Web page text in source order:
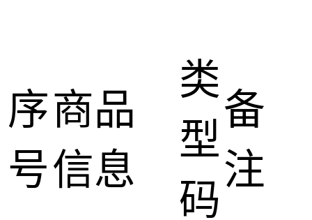
序
号
商品
信息
类
型
码
备
注